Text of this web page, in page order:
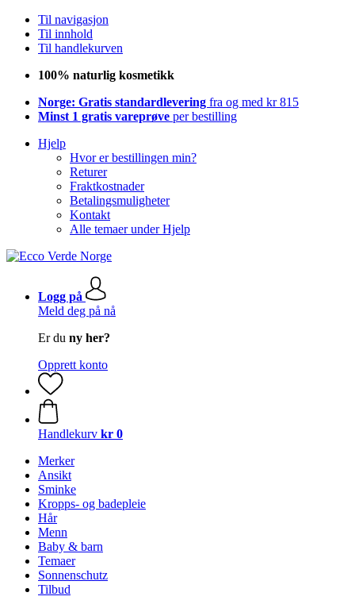
Til navigasjon
Til innhold
Til handlekurven
100% naturlig kosmetikk
Norge: Gratis standardlevering fra og med kr 815
Minst 1 gratis vareprøve per bestilling
Hjelp
Hvor er bestillingen min?
Returer
Fraktkostnader
Betalingsmuligheter
Kontakt
Alle temaer under Hjelp
Logg på
Meld deg på nå
Er du ny her?
Opprett konto
Handlekurv kr 0
Merker
Ansikt
Sminke
Kropps- og badepleie
Hår
Menn
Baby & barn
Temaer
Sonnenschutz
Tilbud